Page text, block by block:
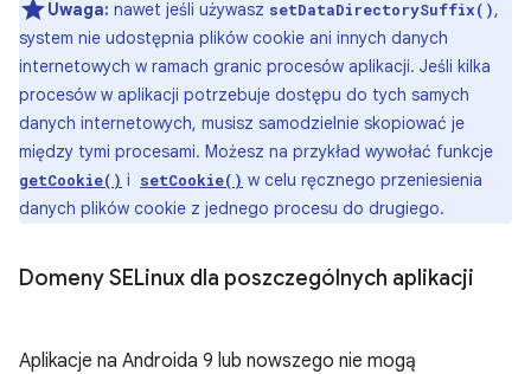
Uwaga: nawet jeśli używasz setDataDirectorySuffix(),
system nie udostępnia plików cookie ani innych danych
internetowych w ramach granic procesów aplikacji. Jeśli kilka
procesów w aplikacji potrzebuje dostępu do tych samych
danych internetowych, musisz samodzielnie skopiować je
między tymi procesami. Możesz na przykład wywołać funkcje
getCookie() i setCookie() w celu ręcznego przeniesienia
danych plików cookie z jednego procesu do drugiego.
Domeny SELinux dla poszczególnych aplikacji
Aplikacje na Androida 9 lub nowszego nie mogą